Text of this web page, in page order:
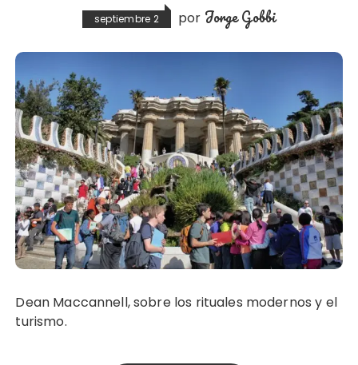
septiembre 2 por Jorge Gobbi
Dean Maccannell, sobre los rituales modernos y el
turismo.